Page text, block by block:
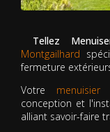
Tellez
Montgailhard
fermeture
Votre
conception et
alliant savoir-faire